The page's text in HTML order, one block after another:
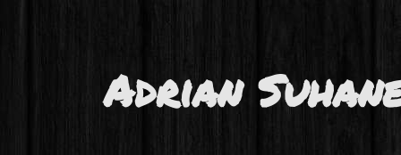
Adrian